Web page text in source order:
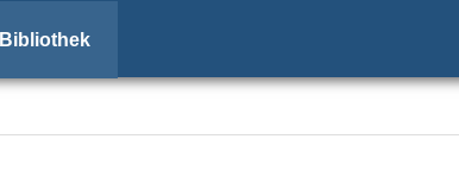
Bibliothek